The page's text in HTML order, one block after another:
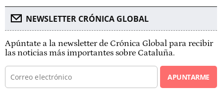
NEWSLETTER CRÓNICA GLOBAL
Apúntate a la newsletter de Crónica Global para recibir
las noticias más importantes sobre Cataluña.
APUNTARME